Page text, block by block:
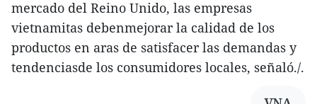
mercado del Reino Unido, las empresas
vietnamitas debenmejorar la calidad de los
productos en aras de satisfacer las demandas y
tendenciasde los consumidores locales, señaló./.